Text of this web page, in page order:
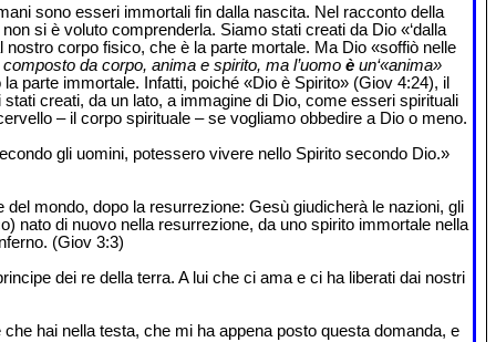
sono esseri immortali fin dalla nascita. Nel racconto della
si è voluto comprenderla. Siamo stati creati da Dio «‘dalla
corpo fisico, che è la parte mortale. Ma Dio «soffiò nelle
da corpo, anima e spirito, ma l’uomo è un‘«anima»
parte immortale. Infatti, poiché «Dio è Spirito» (Giov 4:24), il
creati, da un lato, a immagine di Dio, come esseri spirituali
– il corpo spirituale – se vogliamo obbedire a Dio o meno.
gli uomini, potessero vivere nello Spirito secondo Dio.»
mondo, dopo la resurrezione: Gesù giudicherà le nazioni, gli
nato di nuovo nella resurrezione, da uno spirito immortale nella
(Giov 3:3)
dei re della terra. A lui che ci ama e ci ha liberati dai nostri
hai nella testa, che mi ha appena posto questa domanda, e